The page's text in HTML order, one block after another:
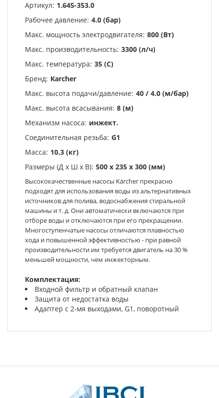
Артикул: 1.645-353.0
Рабочее давление: 4.0 (бар)
Макс. мощность электродвигателя: 800 (Вт)
Макс. производительность: 3300 (л/ч)
Макс. температура: 35 (С)
Бренд: Karcher
Макс. высота подачи/давление: 40 / 4.0 (м/бар)
Макс. высота всасывания: 8 (м)
Механизм насоса: инжект.
Соединительная резьба: G1
Масса: 10.3 (кг)
Размеры (Д х Ш х В): 500 x 235 x 300 (мм)
Высококачественные насосы Kärcher прекрасно
подходят для использования воды из альтернативных
источников для полива, водоснабжения стиральной
машины и т. д. Они автоматически включаются при
отборе воды и отключаются при его прекращении.
Многоступенчатые насосы отличаются плавностью
хода и повышенной эффективностью - при равной
производительности им требуется двигатель на 30 %
меньшей мощности, чем инжекторным.
Комплектация:
Входной фильтр и обратный клапан
Защита от недостатка воды
Адаптер с 2-мя выходами, G1, поворотный